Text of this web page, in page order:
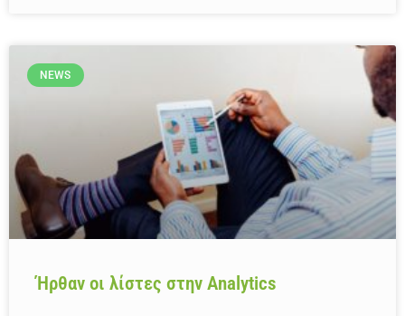
NEWS
Ήρθαν οι λίστες στην Analytics